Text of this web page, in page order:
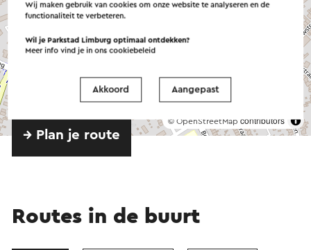
© OpenStreetMap contributors
→ Plan je route
Routes in de buurt
Wij maken gebruik van cookies om onze website te analyseren en de
functionaliteit te verbeteren.
Wil je Parkstad Limburg optimaal ontdekken?
Meer info vind je in onscookiebeleid
Akkoord Aangepast